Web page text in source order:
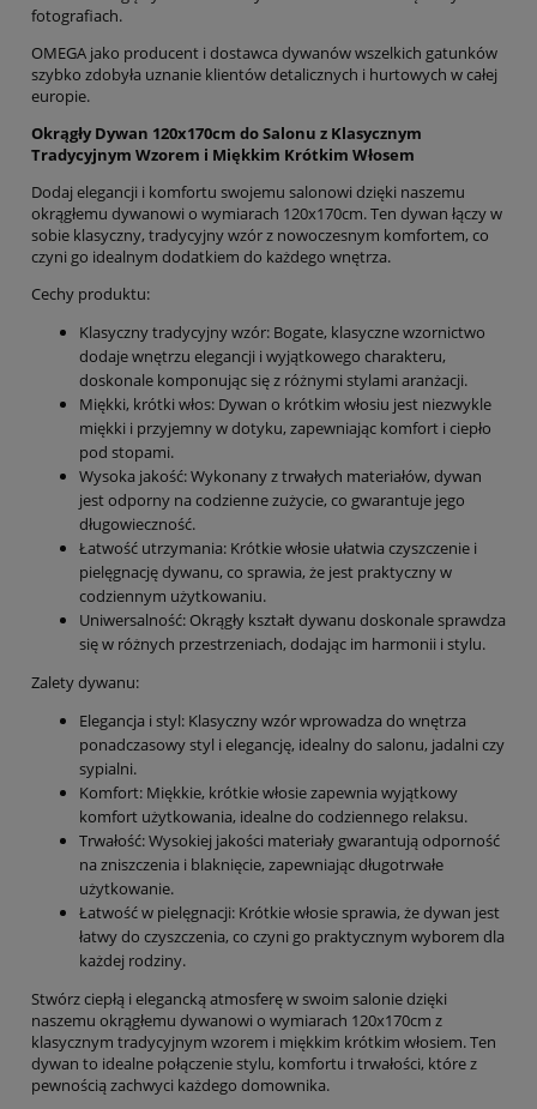
fotografiach.
OMEGA jako producent i dostawca dywanów wszelkich gatunków
szybko zdobyła uznanie klientów detalicznych i hurtowych w całej
europie.
Okrągły Dywan 120x170cm do Salonu z Klasycznym
Tradycyjnym Wzorem i Miękkim Krótkim Włosem
Dodaj elegancji i komfortu swojemu salonowi dzięki naszemu
okrągłemu dywanowi o wymiarach 120x170cm. Ten dywan łączy w
sobie klasyczny, tradycyjny wzór z nowoczesnym komfortem, co
czyni go idealnym dodatkiem do każdego wnętrza.
Cechy produktu:
Klasyczny tradycyjny wzór: Bogate, klasyczne wzornictwo
dodaje wnętrzu elegancji i wyjątkowego charakteru,
doskonale komponując się z różnymi stylami aranżacji.
Miękki, krótki włos: Dywan o krótkim włosiu jest niezwykle
miękki i przyjemny w dotyku, zapewniając komfort i ciepło
pod stopami.
Wysoka jakość: Wykonany z trwałych materiałów, dywan
jest odporny na codzienne zużycie, co gwarantuje jego
długowieczność.
Łatwość utrzymania: Krótkie włosie ułatwia czyszczenie i
pielęgnację dywanu, co sprawia, że jest praktyczny w
codziennym użytkowaniu.
Uniwersalność: Okrągły kształt dywanu doskonale sprawdza
się w różnych przestrzeniach, dodając im harmonii i stylu.
Zalety dywanu:
Elegancja i styl: Klasyczny wzór wprowadza do wnętrza
ponadczasowy styl i elegancję, idealny do salonu, jadalni czy
sypialni.
Komfort: Miękkie, krótkie włosie zapewnia wyjątkowy
komfort użytkowania, idealne do codziennego relaksu.
Trwałość: Wysokiej jakości materiały gwarantują odporność
na zniszczenia i blaknięcie, zapewniając długotrwałe
użytkowanie.
Łatwość w pielęgnacji: Krótkie włosie sprawia, że dywan jest
łatwy do czyszczenia, co czyni go praktycznym wyborem dla
każdej rodziny.
Stwórz ciepłą i elegancką atmosferę w swoim salonie dzięki
naszemu okrągłemu dywanowi o wymiarach 120x170cm z
klasycznym tradycyjnym wzorem i miękkim krótkim włosiem. Ten
dywan to idealne połączenie stylu, komfortu i trwałości, które z
pewnością zachwyci każdego domownika.